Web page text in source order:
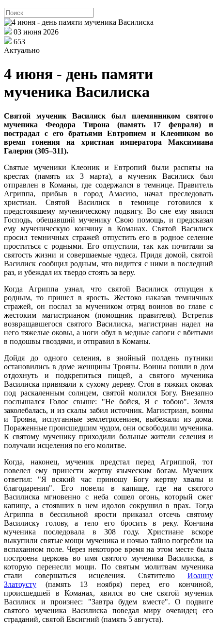
03 июня 2026
653
Актуально
4 июня - день памяти
мученика Василиска
Святой мученик Василиск был племянником святого
мученика Феодора Тирона (память 17 февраля) и
пострадал с его братьями Евтропием и Клеоником во
время гонения на христиан императора Максимиана
Галерия (305–311).
Святые мученики Клеоник и Евтропий были распяты на
крестах (память их 3 марта), а мученик Василиск был
отправлен в Команы, где содержался в темнице. Правитель
Агриппа, прибыв в город Амасию, начал преследовать
христиан. Святой Василиск в темнице готовился к
предстоявшему мученическому подвигу. Во сне ему явился
Господь, обещавший мученику Свою помощь, и предсказал
ему мученическую кончину в Команах. Святой Василиск
просил темничных стражей отпустить его в родное селение
проститься с родными. Его отпустили, так как почитали за
святость жизни и совершаемые чудеса. Придя домой, святой
Василиск сообщил родным, что видится с ними в последний
раз, и убеждал их твердо стоять за веру.
Когда Агриппа узнал, что святой Василиск отпущен к
родным, то пришел в ярость. Жестоко наказав темничных
стражей, он послал за мучеником отряд воинов во главе с
жестоким магистрианом (помощник правителя). Встретив
возвращавшегося святого Василиска, магистриан надел на
него тяжелые оковы, а ноги обул в медные сапоги с вбитыми
в подошвы гвоздями, и отправил в Команы.
Дойдя до одного селения, в знойный полдень путники
остановились в доме женщины Трояны. Воины пошли в дом
отдохнуть и подкрепиться пищей, а святого мученика
Василиска привязали к сухому дереву. Стоя в тяжких оковах
под раскаленным солнцем, святой молился Богу. Внезапно
послышался Голос свыше: "Не бойся, Я с тобою". Земля
заколебалась, и из скалы забил источник. Магистриан, воины
и Трояна, испуганные землетрясением, выбежали из дома.
Пораженные происшедшим чудом, они освободили мученика.
К святому мученику приходили больные жители селения и
получали исцеления по его молитве.
Когда, наконец, мученик предстал перед Агриппой, тот
повелел ему принести жертву языческим богам. Мученик
ответил: "Я всякий час приношу Богу жертву хвалы и
благодарения". Его повели в капище, где на святого
Василиска мгновенно с неба сошел огонь, который сжег
капище, а стоявших в нем идолов сокрушил в прах. Тогда
Агриппа в бессильной ярости приказал отсечь святому
Василиску голову, а тело его бросить в реку. Кончина
мученика последовала в 308 году. Христиане вскоре
выкупили святые мощи мученика и ночью тайно погребли на
вспаханном поле. Через некоторое время на этом месте была
построена церковь во имя святого мученика Василиска, в
которую перенесли мощи. По святым молитвам мученика
стали совершаться исцеления. Святителю
Иоанну
Златоусту
(память 13 ноября) перед его кончиной,
происшедшей в Команах, явился во сне святой мученик
Василиск и произнес: "Завтра будем вместе". О подвиге
святого мученика Василиска поведал миру очевидец его
страданий, святой Евсигний (память 5 августа).